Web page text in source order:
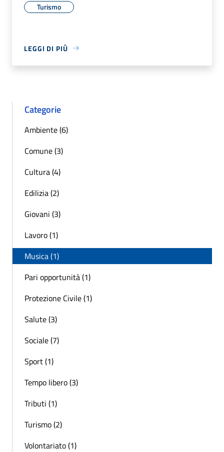
Turismo
LEGGI DI PIÙ
Categorie
Ambiente (6)
Comune (3)
Cultura (4)
Edilizia (2)
Giovani (3)
Lavoro (1)
Musica (1)
Pari opportunità (1)
Protezione Civile (1)
Salute (3)
Sociale (7)
Sport (1)
Tempo libero (3)
Tributi (1)
Turismo (2)
Volontariato (1)